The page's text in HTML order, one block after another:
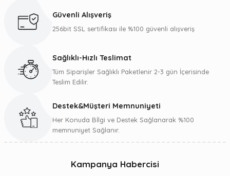
Ürün bilgilerinde hatalar bulunuyor.
Gönder
Güvenli Alışveriş
256bit SSL sertifikası ile %100 güvenli alışveriş
Sağlıklı-Hızlı Teslimat
Tüm Siparişler Sağlıklı Paketlenir 2-3 gün İçerisinde
Teslim Edilir.
Destek&Müşteri Memnuniyeti
Her Konuda Bİlgi ve Destek Sağlanarak %100
memnuniyet Sağlanır.
Kampanya Habercisi